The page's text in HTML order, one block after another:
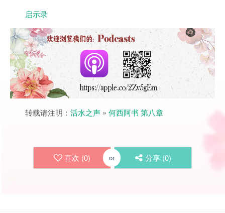
启示录
转载请注明： 活水之声 » 何西阿书 第八章
喜欢 (0) or 分享 (0)